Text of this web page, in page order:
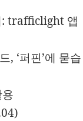
: trafficlight 앱
, ‘퍼핀’에 묻습